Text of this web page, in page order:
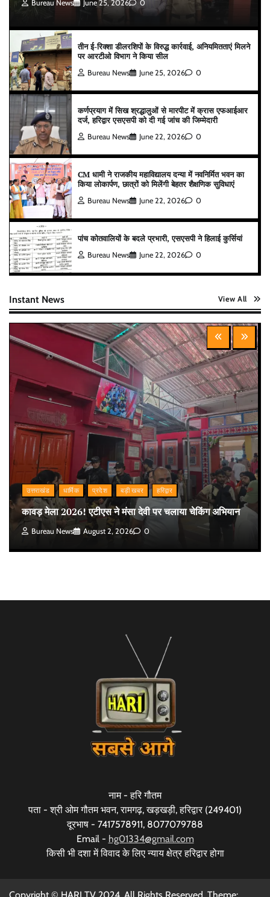
Bureau News June 25, 2026 0
तीन ई-रिक्शा डीलरशिपों के विरुद्ध कार्रवाई, अनियमितताएं मिलने
पर आरटीओ विभाग ने किया सील
Bureau News June 25, 2026 0
कर्णप्रयाग में सिख श्रद्धालुओं से मारपीट में क्रास एफआईआर
दर्ज, हरिद्वार एसएसपी को दी गई जांच की जिम्मेदारी
Bureau News June 22, 2026 0
CM धामी ने राजकीय महाविद्यालय दन्या में नवनिर्मित भवन का
किया लोकार्पण, छात्रों को मिलेंगी बेहतर शैक्षणिक सुविधाएं
Bureau News June 22, 2026 0
पांच कोतवालियों के बदले प्रभारी, एसएसपी ने हिलाई कुर्सियां
Bureau News June 22, 2026 0
Instant News View All
उत्तराखंड धार्मिक प्रदेश बड़ी खबर हरिद्वार
कावड़ मेला 2026! एटीएस ने मंसा देवी पर चलाया चेकिंग अभियान
Bureau News August 2, 2026 0
नाम - हरि गौतम
पता - श्री ओम गौतम भवन, रामगढ़, खड़खड़ी, हरिद्वार (249401)
दूरभाष - 7417578911, 8077079788
Email - hg01334@gmail.com
किसी भी दशा में विवाद के लिए न्याय क्षेत्र हरिद्वार होगा
Copyright © HARI TV 2024. All Rights Reserved. Theme: